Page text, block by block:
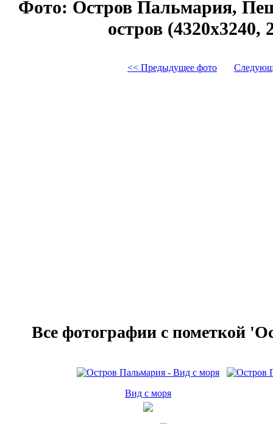
Фото: Остров Пальмария,
остров
<< Предыдущее фото
Все фотографии с пометкой
Вид с моря